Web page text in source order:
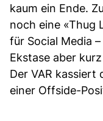
kaum ein Ende.
noch eine «Thug
für Social Media
Ekstase aber
Der VAR
einer Offside-